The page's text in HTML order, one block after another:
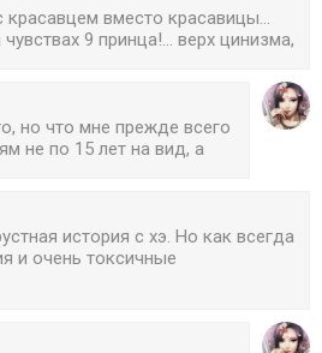
красавцем вместо красавицы...
9 принца!... верх цинизма,
но что мне прежде всего
не по 15 лет на вид, а
история с хэ. Но как всегда
и очень токсичные